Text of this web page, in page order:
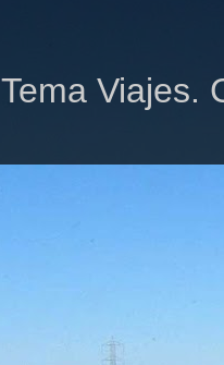
Tema Viajes.